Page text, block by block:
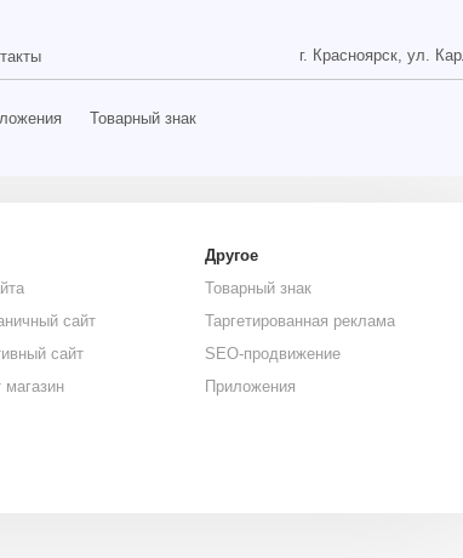
г. Красноярск, ул. Карла Маркса, 48, оф.
Таргетированная реклама
SEO-продвижение